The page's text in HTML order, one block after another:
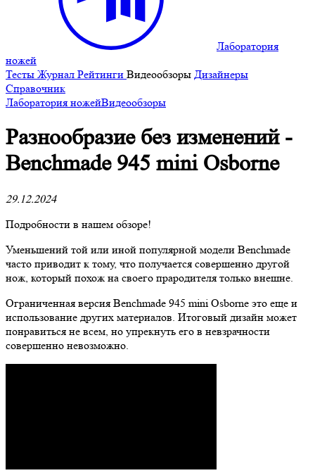
Лаборатория
ножей
Тесты Журнал Рейтинги Видеообзоры Дизайнеры
Справочник
Лаборатория ножейВидеообзоры
Разнообразие без изменений -
Benchmade 945 mini Osborne
29.12.2024
Подробности в нашем обзоре!
Уменьшений той или иной популярной модели Benchmade
часто приводит к тому, что получается совершенно другой
нож, который похож на своего прародителя только внешне.
Ограниченная версия Benchmade 945 mini Osborne это еще и
использование других материалов. Итоговый дизайн может
понравиться не всем, но упрекнуть его в невзрачности
совершенно невозможно.